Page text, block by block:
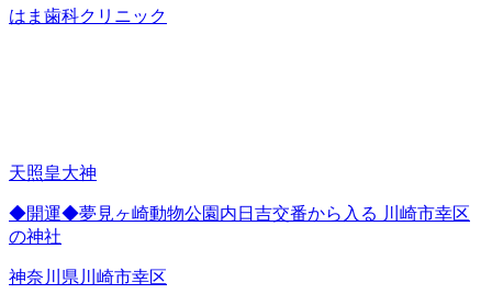
はま歯科クリニック
天照皇大神
◆開運◆夢見ヶ崎動物公園内日吉交番から入る 川崎市幸区
の神社
神奈川県川崎市幸区